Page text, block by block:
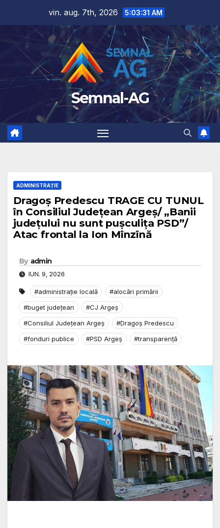
content
vin. aug. 7th, 2026 5:03:32 AM
Semnal-AG
ADMINISTRAȚIE
Dragoș Predescu TRAGE CU TUNUL
în Consiliul Județean Argeș/ „Banii
județului nu sunt pușculița PSD”/
Atac frontal la Ion Mînzînă
By admin
IUN. 9, 2026
#administrație locală
#alocări primării
#buget județean
#CJ Argeș
#Consiliul Județean Argeș
#Dragoș Predescu
#fonduri publice
#PSD Argeș #transparență